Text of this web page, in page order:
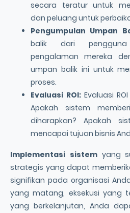
secara teratur untuk
dan peluang untuk
Pengumpulan Umpan
balik dari
pengalaman mereka
umpan balik ini untuk
proses.
Evaluasi ROI: Evaluasi ROI
Apakah sistem
diharapkan? Apakah
mencapai tujuan bisnis
Implementasi sistemyang
strategis yang dapat
signifikan pada organisasi
yang matang, eksekusi yang
yang berkelanjutan, Anda